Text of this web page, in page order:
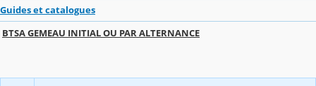
Guides et catalogues
BTSA GEMEAU INITIAL OU PAR ALTERNANCE